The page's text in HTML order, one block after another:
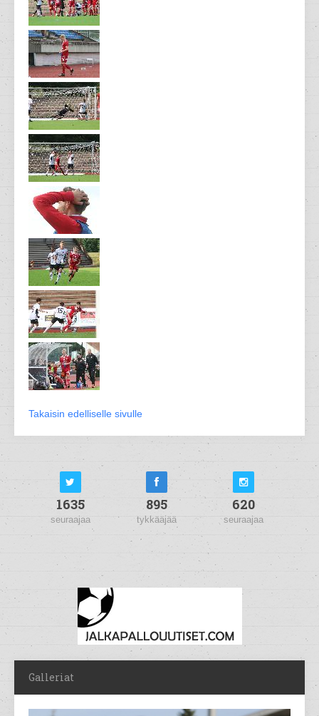
Takaisin edelliselle sivulle
1635
seuraajaa
895
tykkääjää
620
seuraajaa
Galleriat